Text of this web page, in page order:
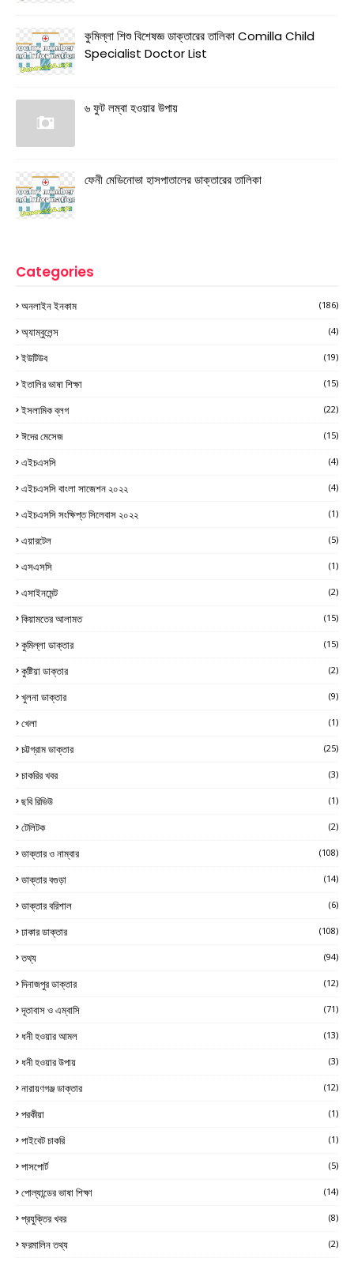
কুমিল্লা শিশু বিশেষজ্ঞ ডাক্তারের তালিকা Comilla Child
Specialist Doctor List
৬ ফুট লম্বা হওয়ার উপায়
ফেনী মেডিনোভা হাসপাতালের ডাক্তারের তালিকা
Categories
অনলাইন ইনকাম (186)
অ্যাম্বুলেন্স (4)
ইউটিউব (19)
ইতালির ভাষা শিক্ষা (15)
ইসলামিক ব্লগ (22)
ঈদের মেসেজ (15)
এইচএসসি (4)
এইচএসসি বাংলা সাজেশন ২০২২ (4)
এইচএসসি সংক্ষিপ্ত সিলেবাস ২০২২ (1)
এয়ারটেল (5)
এসএসসি (1)
এসাইনমেন্ট (2)
কিয়ামতের আলামত (15)
কুমিল্লা ডাক্তার (15)
কুষ্টিয়া ডাক্তার (2)
খুলনা ডাক্তার (9)
খেলা (1)
চট্টগ্রাম ডাক্তার (25)
চাকরির খবর (3)
ছবি রিভিউ (1)
টেলিটক (2)
ডাক্তার ও নাম্বার (108)
ডাক্তার বগুড়া (14)
ডাক্তার বরিশাল (6)
ঢাকার ডাক্তার (108)
তথ্য (94)
দিনাজপুর ডাক্তার (12)
দূতাবাস ও এম্বাসি (71)
ধনী হওয়ার আমল (13)
ধনী হওয়ার উপায় (3)
নারায়ণগঞ্জ ডাক্তার (12)
পরকীয়া (1)
পাইবেট চাকরি (1)
পাসপোর্ট (5)
পোল্যান্ডের ভাষা শিক্ষা (14)
প্রযুক্তির খবর (8)
ফরমালিন তথ্য (2)